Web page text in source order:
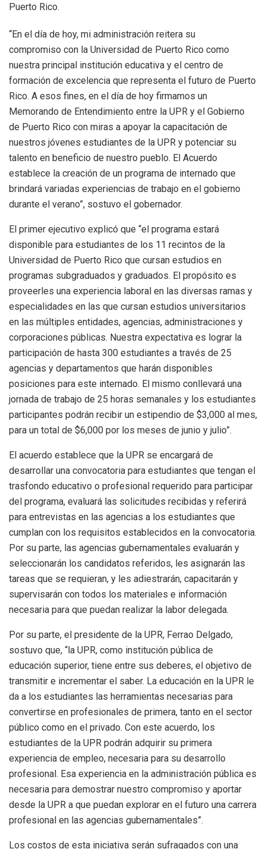
Puerto Rico.
“En el día de hoy, mi administración reitera su
compromiso con la Universidad de Puerto Rico como
nuestra principal institución educativa y el centro de
formación de excelencia que representa el futuro de Puerto
Rico. A esos fines, en el día de hoy firmamos un
Memorando de Entendimiento entre la UPR y el Gobierno
de Puerto Rico con miras a apoyar la capacitación de
nuestros jóvenes estudiantes de la UPR y potenciar su
talento en beneficio de nuestro pueblo. El Acuerdo
establece la creación de un programa de internado que
brindará variadas experiencias de trabajo en el gobierno
durante el verano”, sostuvo el gobernador.
El primer ejecutivo explicó que “el programa estará
disponible para estudiantes de los 11 recintos de la
Universidad de Puerto Rico que cursan estudios en
programas subgraduados y graduados. El propósito es
proveerles una experiencia laboral en las diversas ramas y
especialidades en las que cursan estudios universitarios
en las múltiples entidades, agencias, administraciones y
corporaciones públicas. Nuestra expectativa es lograr la
participación de hasta 300 estudiantes a través de 25
agencias y departamentos que harán disponibles
posiciones para este internado. El mismo conllevará una
jornada de trabajo de 25 horas semanales y los estudiantes
participantes podrán recibir un estipendio de $3,000 al mes,
para un total de $6,000 por los meses de junio y julio”.
El acuerdo establece que la UPR se encargará de
desarrollar una convocatoria para estudiantes que tengan el
trasfondo educativo o profesional requerido para participar
del programa, evaluará las solicitudes recibidas y referirá
para entrevistas en las agencias a los estudiantes que
cumplan con los requisitos establecidos en la convocatoria.
Por su parte, las agencias gubernamentales evaluarán y
seleccionarán los candidatos referidos, les asignarán las
tareas que se requieran, y les adiestrarán, capacitarán y
supervisarán con todos los materiales e información
necesaria para que puedan realizar la labor delegada.
Por su parte, el presidente de la UPR, Ferrao Delgado,
sostuvo que, “la UPR, como institución pública de
educación superior, tiene entre sus deberes, el objetivo de
transmitir e incrementar el saber. La educación en la UPR le
da a los estudiantes las herramientas necesarias para
convertirse en profesionales de primera, tanto en el sector
público como en el privado. Con este acuerdo, los
estudiantes de la UPR podrán adquirir su primera
experiencia de empleo, necesaria para su desarrollo
profesional. Esa experiencia en la administración pública es
necesaria para demostrar nuestro compromiso y aportar
desde la UPR a que puedan explorar en el futuro una carrera
profesional en las agencias gubernamentales”.
Los costos de esta iniciativa serán sufragados con una